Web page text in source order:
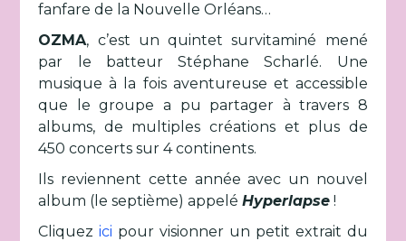
fanfare de la Nouvelle Orléans…
OZMA, c’est un quintet survitaminé mené
par le batteur Stéphane Scharlé. Une
musique à la fois aventureuse et accessible
que le groupe a pu partager à travers 8
albums, de multiples créations et plus de
450 concerts sur 4 continents.
Ils reviennent cette année avec un nouvel
album (le septième) appeléHyperlapse !
Cliquezici pour visionner un petit extrait du